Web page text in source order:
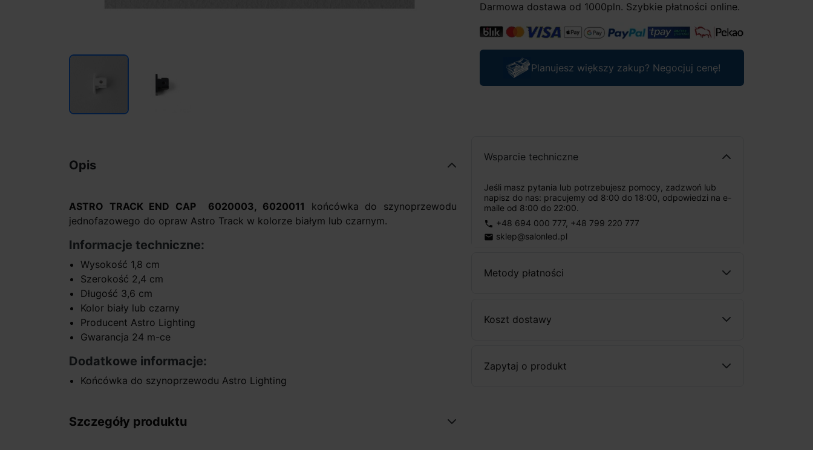
Darmowa dostawa od 1000pln. Szybkie płatności online.
Planujesz większy zakup? Negocjuj cenę!
Wsparcie techniczne
Jeśli masz pytania lub potrzebujesz pomocy, zadzwoń lub
napisz do nas: pracujemy od 8:00 do 18:00, odpowiedzi na e-
maile od 8:00 do 22:00.
phone +48 694 000 777, +48 799 220 777
email sklep@salonled.pl
Metody płatności
Koszt dostawy
Zapytaj o produkt
Opis
ASTRO TRACK END CAP 6020003, 6020011
końcówka do szynoprzewodu
jednofazowego do opraw Astro Track w kolorze białym lub czarnym.
Informacje techniczne:
Wysokość 1,8 cm
Szerokość 2,4 cm
Długość 3,6 cm
Kolor biały lub czarny
Producent Astro Lighting
Gwarancja 24 m-ce
Dodatkowe informacje:
Końcówka do szynoprzewodu Astro Lighting
Szczegóły produktu